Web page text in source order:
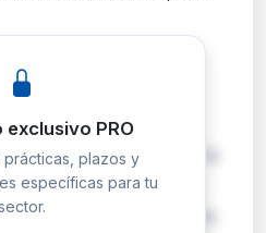
modifica la
de personal
de Celador/a en la
Una aspirante
plaza, perdiendo todos
PRO
prácticas, plazos y
específicas para tu